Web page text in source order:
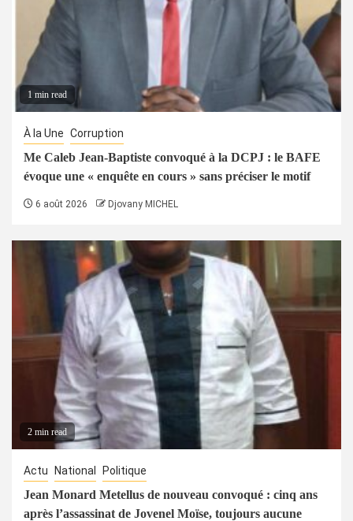
1 min read
À la Une Corruption
Me Caleb Jean-Baptiste convoqué à la DCPJ : le BAFE
évoque une « enquête en cours » sans préciser le motif
6 août 2026 Djovany MICHEL
2 min read
Actu National Politique
Jean Monard Metellus de nouveau convoqué : cinq ans
après l’assassinat de Jovenel Moïse, toujours aucune